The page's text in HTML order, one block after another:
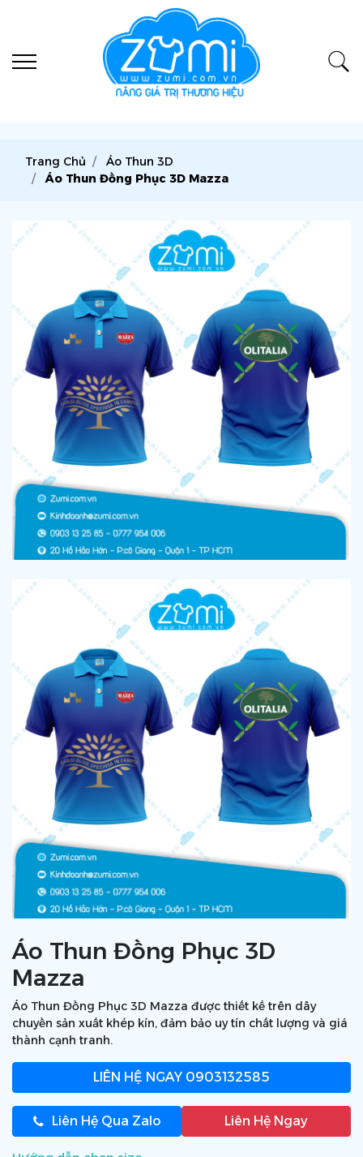
Trang Chủ
Áo Thun 3D
Áo Thun Đồng Phục 3D Mazza
Áo Thun Đồng Phục 3D
Mazza
Áo Thun Đồng Phục 3D Mazza được thiết kế trên dây
chuyền sản xuất khép kín, đảm bảo uy tín chất lượng và giá
thành cạnh tranh.
LIÊN HỆ NGAY 0903132585
Liên Hệ Qua Zalo Liên Hệ Ngay